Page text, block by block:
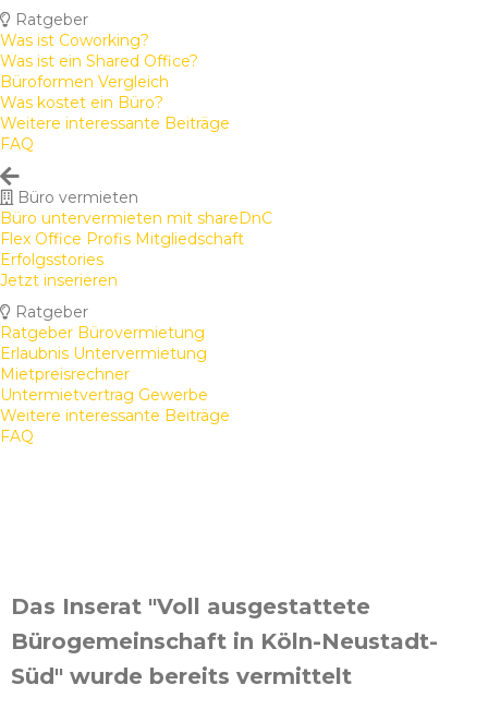
Ratgeber
Was ist Coworking?
Was ist ein Shared Office?
Büroformen Vergleich
Was kostet ein Büro?
Weitere interessante Beiträge
FAQ
Büro vermieten
Büro untervermieten mit shareDnC
Flex Office Profis Mitgliedschaft
Erfolgsstories
Jetzt inserieren
Ratgeber
Ratgeber Bürovermietung
Erlaubnis Untervermietung
Mietpreisrechner
Untermietvertrag Gewerbe
Weitere interessante Beiträge
FAQ
Das Inserat "Voll ausgestattete
Bürogemeinschaft in Köln-Neustadt-
Süd" wurde bereits vermittelt